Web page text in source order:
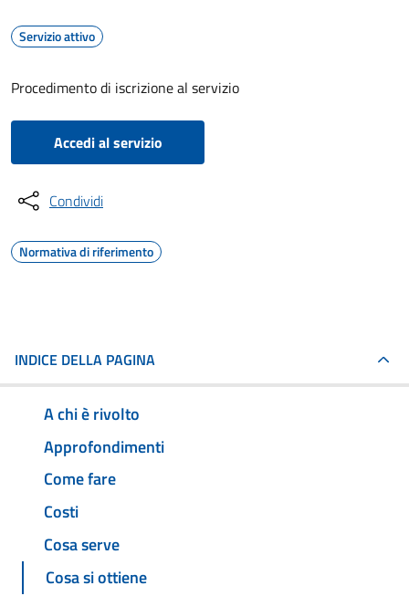
Servizio attivo
Procedimento di iscrizione al servizio
Accedi al servizio
Condividi
Normativa di riferimento
INDICE DELLA PAGINA
A chi è rivolto
Approfondimenti
Come fare
Costi
Cosa serve
Cosa si ottiene